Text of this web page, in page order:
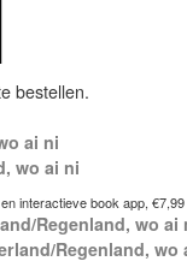
bestellen.
ai ni
wo ai ni
interactieve book app, €7,99
Regenland, wo ai
Regenland, wo